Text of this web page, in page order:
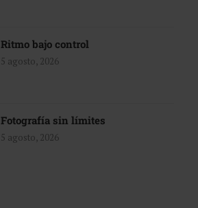
Ritmo bajo control
5 agosto, 2026
Fotografía sin límites
5 agosto, 2026